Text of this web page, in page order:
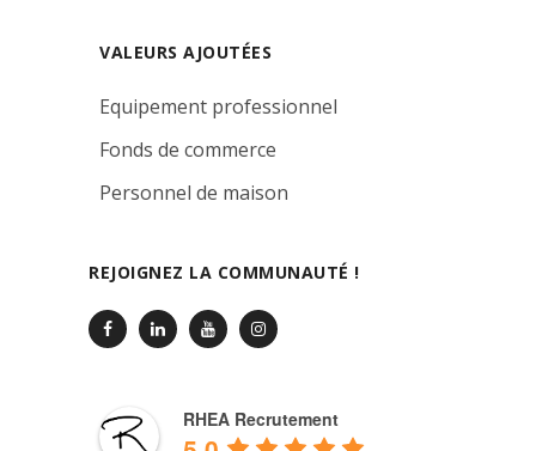
VALEURS AJOUTÉES
Equipement professionnel
Fonds de commerce
Personnel de maison
REJOIGNEZ LA COMMUNAUTÉ !
RHEA Recrutement